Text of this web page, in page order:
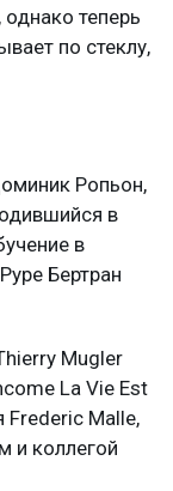
теперь
по стеклу,
Ропьон,
в
в
Бертран
Mugler
La Vie Est
Frederic Malle,
и коллегой